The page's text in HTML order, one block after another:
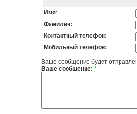
Имя:
Фамилия:
Контактный телефон:
Мобильный телефон:
Ваше сообщение будет
Ваше сообщение: *